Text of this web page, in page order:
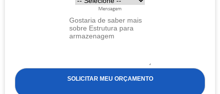
Mensagem